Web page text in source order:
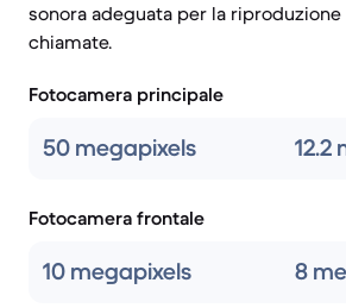
sonora adeguata per la
chiamate.
Fotocamera principale
50 megapixels 12.2
Fotocamera frontale
10 megapixels 8